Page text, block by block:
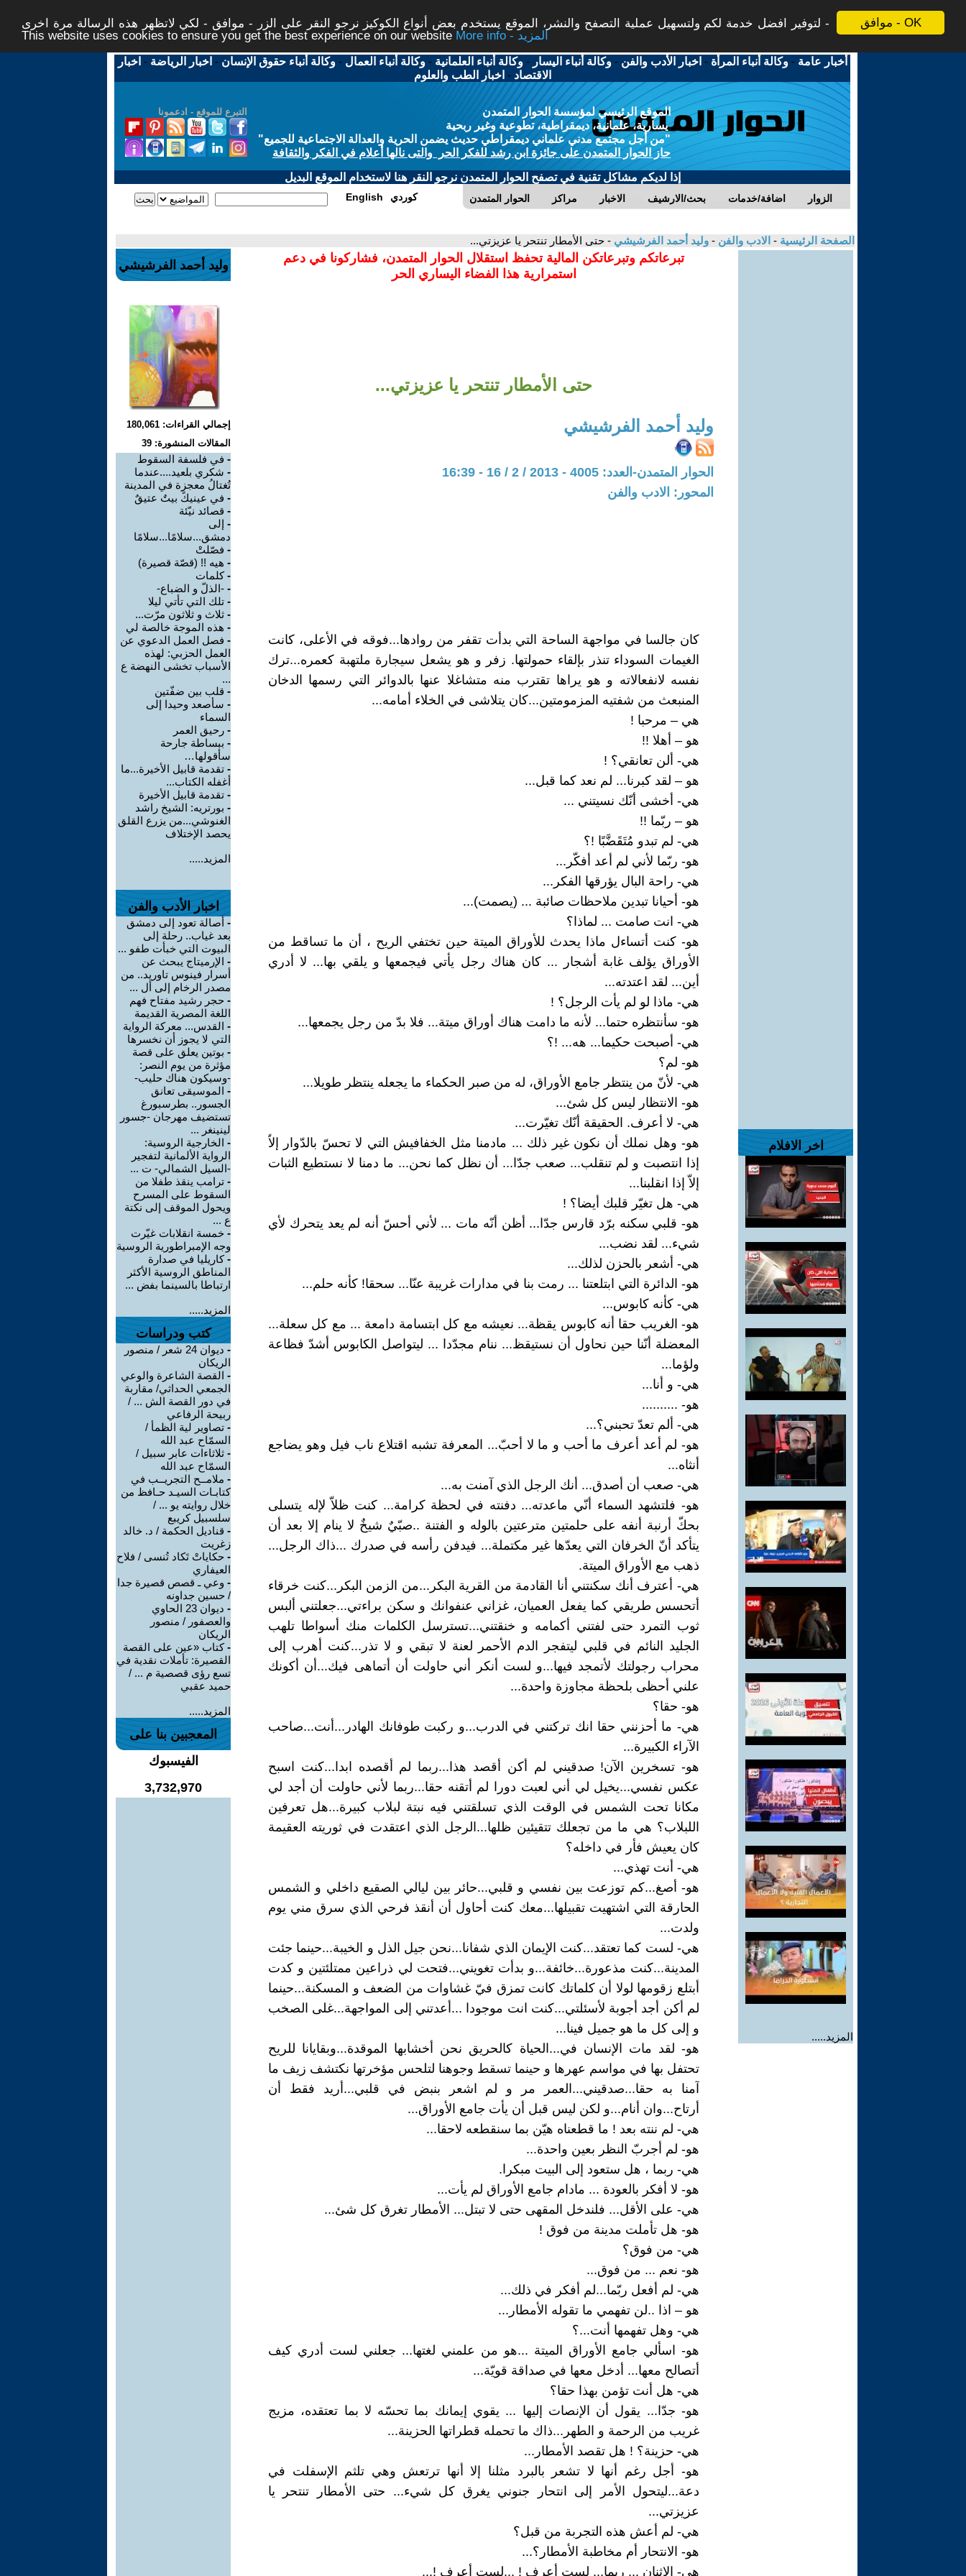
موافق - OK
لتوفير افضل خدمة لكم ولتسهيل عملية التصفح والنشر، الموقع يستخدم بعض أنواع الكوكيز نرجو النقر على الزر - موافق - لكي لاتظهر هذه الرسالة مرة اخرى -
This website uses cookies to ensure you get the best experience on our website
More info - المزيد
أخبار عامة -وكالة أنباء المرأة - اخبار الأدب والفن -وكالة أنباء اليسار -وكالة أنباء العلمانية -وكالة أنباء العمال -وكالة أنباء حقوق الإنسان - اخبار الرياضة - اخبار
الاقتصاد - اخبار الطب والعلوم
التبرع للموقع - ادعمونا
الموقع الرئيسي لمؤسسة الحوار المتمدن
يسارية، علمانية، ديمقراطية، تطوعية وغير ربحية
"من أجل مجتمع مدني علماني ديمقراطي حديث يضمن الحرية والعدالة الاجتماعية للجميع"
حاز الحوار المتمدن على جائزة ابن رشد للفكر الحر والتى نالها أعلام في الفكر والثقافة
إذا لديكم مشاكل تقنية في تصفح الحوار المتمدن نرجو النقر هنا لاستخدام الموقع البديل
الحوار المتمدن مراكز الاخبار بحث/الارشيف اضافة/خدمات الزوار English كوردي
الصفحة الرئيسية - الادب والفن - وليد أحمد الفرشيشي - حتى الأمطار تنتحر يا عزيزتي...
اخر الافلام
المزيد.....
تبرعاتكم وتبرعاتكن المالية تحفظ استقلال الحوار المتمدن، فشاركونا في دعم
استمرارية هذا الفضاء اليساري الحر
حتى الأمطار تنتحر يا عزيزتي...
وليد أحمد الفرشيشي
الحوار المتمدن-العدد: 4005 - 2013 / 2 / 16 - 16:39
المحور: الادب والفن
كان جالسا في مواجهة الساحة التي بدأت تقفر من روادها...فوقه في الأعلى، كانت
الغيمات السوداء تنذر بإلقاء حمولتها. زفر و هو يشعل سيجارة ملتهبة كعمره...ترك
نفسه لانفعالاته و هو يراها تقترب منه متشاغلا عنها بالدوائر التي رسمها الدخان
المنبعث من شفتيه المزمومتين...كان يتلاشى في الخلاء أمامه...
هي – مرحبا !
هو – أهلا !!
هي- ألن تعانقي؟ !
هو – لقد كبرنا... لم نعد كما قبل...
هي- أخشى أنّك نسيتني ...
هو – ربّما !!
هي- لم تبدو مُتَقَضَّبًا !؟
هو- ربّما لأني لم أعد أفكّر...
هي- راحة البال يؤرقها الفكر...
هو- أحيانا تبدين ملاحظات صائبة ... (يصمت)...
هي- انت صامت ... لماذا؟
هو- كنت أتساءل ماذا يحدث للأوراق الميتة حين تختفي الريح ، أن ما تساقط من
الأوراق يؤلف غابة أشجار ... كان هناك رجل يأتي فيجمعها و يلقي بها... لا أدري
أين... لقد اعتدته...
هي- ماذا لو لم يأت الرجل؟ !
هو- سأنتظره حتما... لأنه ما دامت هناك أوراق ميتة... فلا بدّ من رجل يجمعها...
هي- أصبحت حكيما... هه... !؟
هو- لم؟
هي- لأنّ من ينتظر جامع الأوراق، له من صبر الحكماء ما يجعله ينتظر طويلا...
هو- الانتظار ليس كل شئ...
هي- لا أعرف. الحقيقة أنّك تغيّرت...
هو- وهل نملك أن نكون غير ذلك ... مادمنا مثل الخفافيش التي لا تحسّ بالدّوار إلاّ
إذا انتصبت و لم تنقلب... صعب جدّا... أن نظل كما نحن... ما دمنا لا نستطيع الثبات
إلاّ إذا انقلبنا...
هي- هل تغيّر قلبك أيضا؟ !
هو- قلبي سكنه برّد قارس جدّا... أظن أنّه مات ... لأني أحسّ أنه لم يعد يتحرك لأي
شيء... لقد نضب...
هي- أشعر بالحزن لذلك...
هو- الدائرة التي ابتلعتنا ... رمت بنا في مدارات غريبة عنّا... سحقا! كأنه حلم...
هي- كأنه كابوس...
هو- الغريب حقا أنه كابوس يقظة... نعيشه مع كل ابتسامة دامعة ... مع كل سعلة...
المعضلة أنّنا حين نحاول أن نستيقظ... ننام مجدّدا ... ليتواصل الكابوس أشدّ فظاعة
ولؤما...
هي- و أنا...
هو- ..........
هي- ألم تعدّ تحبني؟...
هو- لم أعد أعرف ما أحب و ما لا أحبّ... المعرفة تشبه اقتلاع ناب فيل وهو يضاجع
أنثاه...
هي- صعب أن أصدق... أنك الرجل الذي آمنت به...
هو- فلتشهد السماء أنّي ماعدته... دفنته في لحظة كرامة... كنت ظلاّ لإله يتسلى
بحكّ أرنبة أنفه على حلمتين مترعتين بالوله و الفتنة ..صبّيٌ شيخٌ لا ينام إلا بعد أن
يتأكد أنّ الخرفان التي يعدّها غير مكتملة... فيدفن رأسه في صدرك ...ذاك الرجل...
ذهب مع الأوراق الميتة.
هي- أعترف أنك سكنتني أنا القادمة من القرية البكر...من الزمن البكر...كنت خرقاء
أتحسس طريقي كما يفعل العميان، غزاني عنفوانك و سكن براءتي...جعلتني ألبس
ثوب التمرد حتى لفتني أكمامه و خنقتني...تسترسل الكلمات منك أسواطا تلهب
الجليد النائم في قلبي ليتفجر الدم الأحمر لعنة لا تبقي و لا تذر...كنت أهرب إلى
محراب رجولتك لأتمجد فيها...و لست أنكر أني حاولت أن أتماهى فيك...أن أكونك
علني أحظى بلحظة مجاوزة واحدة...
هو- حقا؟
هي- ما أحزنني حقا انك تركتني في الدرب...و ركبت طوفانك الهادر...أنت...صاحب
الآراء الكبيرة...
هو- تسخرين الآن! صدقيني لم أكن أقصد هذا...ربما لم أقصده ابدا...كنت اسبح
عكس نفسي...يخيل لي أني لعبت دورا لم أتقنه حقا...ربما لأني حاولت أن أجد لي
مكانا تحت الشمس في الوقت الذي تسلقتني فيه نبتة لبلاب كبيرة...هل تعرفين
اللبلاب؟ هي ما من تجعلك تتقيئين ظلها...الرجل الذي اعتقدت في ثوريته العقيمة
كان يعيش فأر في داخله؟
هي- أنت تهذي...
هو- أصغ...كم توزعت بين نفسي و قلبي...حائر بين ليالي الصقيع داخلي و الشمس
الحارقة التي اشتهيت تقبيلها...معك كنت أحاول أن أنقذ فرحي الذي سرق مني يوم
ولدت...
هي- لست كما تعتقد...كنت الإيمان الذي شفانا...نحن جيل الذل و الخيبة...حينما جئت
المدينة...كنت مذعورة...خائفة...و بدأت تغويني...فتحت لي ذراعين ممتلئتين و كدت
أبتلع زقومها لولا أن كلماتك كانت تمزق فيّ غشاوات من الضعف و المسكنة...حينما
لم أكن أجد أجوبة لأسئلتي...كنت انت موجودا ...أعدتني إلى المواجهة...غلى الصخب
و إلى كل ما هو جميل فينا...
هو- لقد مات الإنسان في...الحياة كالحريق نحن أخشابها الموقدة...وبقايانا للريح
تحتفل بها في مواسم عهرها و حينما تسقط وجوهنا لتلحس مؤخرتها نكتشف زيف ما
آمنا به حقا...صدقيني...العمر مر و لم اشعر بنبض في قلبي...أريد فقط أن
أرتاح...وان أنام...و لكن ليس قبل أن يأت جامع الأوراق...
هي- لم ننته بعد ! ما قطعناه هيّن بما سنقطعه لاحقا...
هو- لم أجربّ النظر بعين واحدة...
هي- ربما ، هل ستعود إلى البيت مبكرا.
هو- لا أفكر بالعودة ... مادام جامع الأوراق لم يأت...
هي- على الأقل... فلندخل المقهى حتى لا تبتل... الأمطار تغرق كل شئ...
هو- هل تأملت مدينة من فوق !
هي- من فوق؟
هو- نعم ... من فوق...
هي- لم أفعل ربّما...لم أفكر في ذلك...
هو – اذا ..لن تفهمي ما تقوله الأمطار...
هي- وهل تفهمها أنت...؟
هو- اسألي جامع الأوراق الميتة ...هو من علمني لغتها... جعلني لست أدري كيف
أتصالح معها... أدخل معها في صداقة قويّة...
هي- هل أنت تؤمن بهذا حقا؟
هو- جدّا... يقول أن الإنصات إليها ... يقوي إيمانك بما تحسّه لا بما تعتقده، مزيج
غريب من الرحمة و الطهر...ذاك ما تحمله قطراتها الحزينة...
هي- حزينة؟ ! هل تقصد الأمطار...
هو- أجل رغم أنها لا تشعر بالبرد مثلنا إلا أنها ترتعش وهي تلثم الإسفلت في
دعة...ليتحول الأمر إلى انتحار جنوني يغرق كل شيء... حتى الأمطار تنتحر يا
عزيزتي...
هي- لم أعش هذه التجربة من قبل؟
هو- الانتحار أم مخاطبة الأمطار؟...
هي- الاثنان ... ربما... لست أعرف ! ...لست أعرف !...
وليد أحمد الفرشيشي
إجمالي القراءات: 180,061
المقالات المنشورة: 39
- في فلسفة السقوط
- شكري بلعيد....عندما
تُغتالُ معجزة في المدينة
- في عينيكً بيتٌ عتيقٌ
- قصائد نيّئة
- إلى
دمشق...سلامًا...سلامًا
- فصّلتْ
- هيه !! (قصّة قصيرة)
-كلمات
- -الذلّ و الضباع-
- تلك التي تأتي ليلا
- ثلاث و ثلاثون مرّت...
- هذه الموجة خالصة لي
- فصل العمل الدعوي عن
العمل الحزبي: لهذه
الأسباب تخشى النهضة ع
...
- قلب بين ضفّتين
- سأصعد وحيدا إلى
السماء
- رحيق العمر
- ببساطة جارحة
سأقولها…
- تقدمة قابيل الأخيرة...ما
أغفله الكتاب...
- تقدمة قابيل الأخيرة
- بورتريه: الشيخ راشد
الغنوشي...من يزرع القلق
يحصد الإختلاف
المزيد.....
اخبار الأدب والفن
- أصالة تعود إلى دمشق
بعد غياب.. رحلة إلى
البيوت التي خبأت طفو ...
- الإرميتاج يبحث عن
أسرار فينوس تاوريد.. من
مصدر الرخام إلى أل ...
- حجر رشيد مفتاح فهم
اللغة المصرية القديمة
- القدس... معركة الرواية
التي لا يجوز أن نخسرها
- بوتين يعلق على قصة
مؤثرة من يوم النصر:
-وسيكون هناك حليب-
- الموسيقى تعانق
الجسور.. بطرسبورغ
تستضيف مهرجان -جسور
لينينغر ...
- الخارجية الروسية:
الرواية الألمانية لتفجير
-السيل الشمالي- ت ...
- ترامب ينقذ طفلا من
السقوط على المسرح
ويحول الموقف إلى نكتة
ع ...
- خمسة انقلابات غيّرت
وجه الإمبراطورية الروسية
-كاريليا في صدارة
المناطق الروسية الأكثر
ارتباطا بالسينما بفض ...
المزيد.....
كتب ودراسات
-
ديوان 24 شعر / منصور
الريكان
- القصة الشاعرة والوعي
الجمعي الحداثي/ مقاربة
في دور القصة الش ... /
ربيحة الرفاعي
- تصاوير لية الظمأ /
السمّاح عبد الله
- ثلاثاءات عابر سبيل /
السمّاح عبد الله
- ملامــح التجريــب في
كتابـات السيـد حـافظ من
خلال روايته يو ... /
سلسبيل كريبع
- قناديل الحكمة / د. خالد
زغريت
- حكاياتْ تَكاد تُنسى / فلاح
العيفاري
- وعي ـ قصص قصيرة جدا
/ حسين جداونه
-
ديوان 23 الحاوي
والعصفور / منصور
الريكان
-كتاب «عين على القصة
القصيرة: تأملات نقدية في
تسع رؤى قصصية م ... /
حميد عقبي
المزيد.....
المعجبين بنا على
الفيسبوك
3,732,970